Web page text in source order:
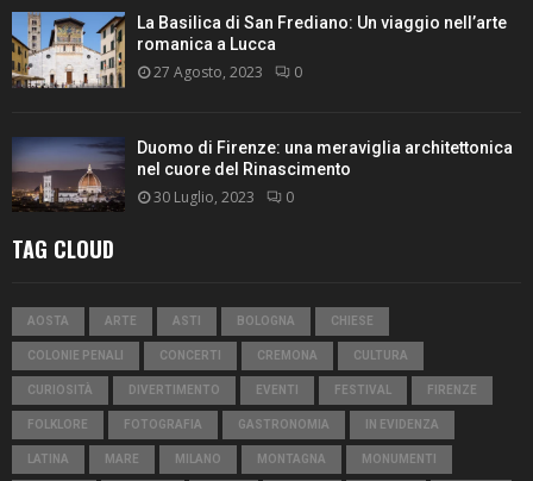
La Basilica di San Frediano: Un viaggio nell’arte
romanica a Lucca
27 Agosto, 2023 0
Duomo di Firenze: una meraviglia architettonica
nel cuore del Rinascimento
30 Luglio, 2023 0
TAG CLOUD
AOSTA ARTE ASTI BOLOGNA CHIESE
COLONIE PENALI CONCERTI CREMONA CULTURA
CURIOSITÀ DIVERTIMENTO EVENTI FESTIVAL FIRENZE
FOLKLORE FOTOGRAFIA GASTRONOMIA IN EVIDENZA
LATINA MARE MILANO MONTAGNA MONUMENTI